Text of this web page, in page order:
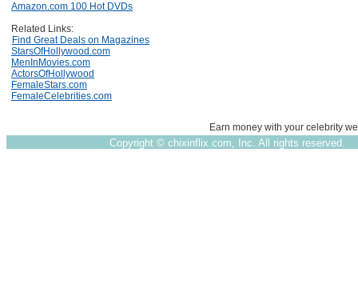
Amazon.com 100 Hot DVDs
Related Links:
Find Great Deals on Magazines
StarsOfHollywood.com
MenInMovies.com
ActorsOfHollywood
FemaleStars.com
FemaleCelebrities.com
Earn money with your celebrity
Copyright © chixinflix.com, Inc. All rights reserved.